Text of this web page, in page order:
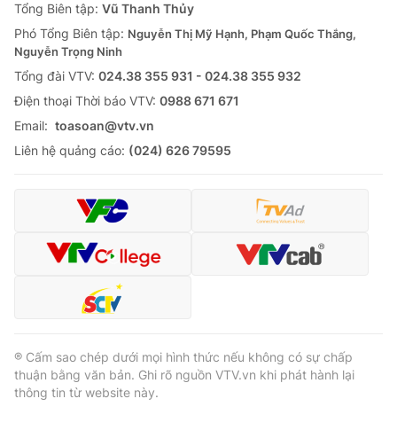
Cơ quan chủ quản: Đài Truyền hình Việt Nam
Cơ quan báo chí:Thời báo VTV
Giấy phép hoạt động báo in và báo điện tử số 483/GP-BTTTT
cấp ngày 29/12/2023
Tổng Biên tập:Vũ Thanh Thủy
Phó Tổng Biên tập: Nguyễn Thị Mỹ Hạnh, Phạm Quốc Thắng,
Ðiện thoại Thời báo VTV:
Email:toasoan@vtv.vn
Liên hệ quảng cáo:024-7300.7108
Tổng Biên tập: Vũ Thanh Thủy
Phó Tổng Biên tập: Nguyễn Thị Mỹ Hạnh, Phạm Quốc Thắng,
Nguyễn Trọng Ninh
Tổng đài VTV: 024.38 355 931 - 024.38 355 932
Ðiện thoại Thời báo VTV: 0988 671 671
Email: toasoan@vtv.vn
Liên hệ quảng cáo: (024) 626 79595
® Cấm sao chép dưới mọi hình thức nếu không có sự chấp
thuận bằng văn bản. Ghi rõ nguồn VTV.vn khi phát hành lại
thông tin từ website này.